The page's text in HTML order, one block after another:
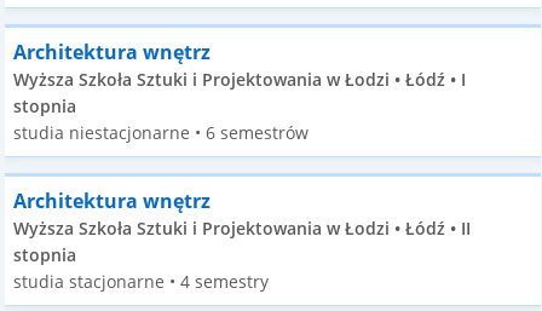
Architektura wnętrz
Wyższa Szkoła Sztuki i Projektowania w Łodzi • Łódź • I
stopnia
studia niestacjonarne • 6 semestrów
Architektura wnętrz
Wyższa Szkoła Sztuki i Projektowania w Łodzi • Łódź • II
stopnia
studia stacjonarne • 4 semestry